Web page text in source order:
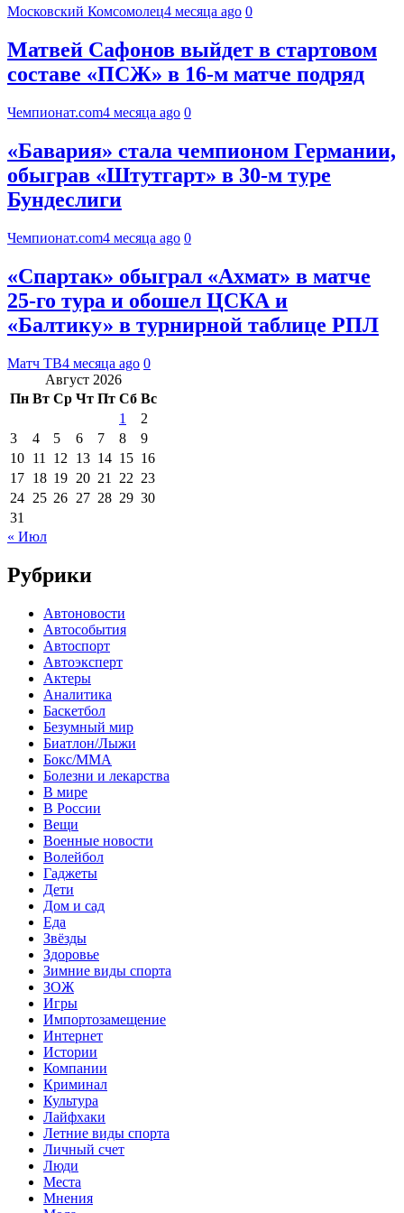
Московский Комсомолец4 месяца ago 0
Матвей Сафонов выйдет в стартовом
составе «ПСЖ» в 16-м матче подряд
Чемпионат.com4 месяца ago 0
«Бавария» стала чемпионом Германии,
обыграв «Штутгарт» в 30-м туре
Бундеслиги
Чемпионат.com4 месяца ago 0
«Спартак» обыграл «Ахмат» в матче
25‑го тура и обошел ЦСКА и
«Балтику» в турнирной таблице РПЛ
Матч ТВ4 месяца ago 0
Август 2026
Пн Вт Ср Чт Пт Сб Вс
1
2
3
4 5 6 7 8
9
10 11 12 13 14 15 16
17 18 19 20 21 22 23
24 25 26 27 28 29 30
31
« Июл
Рубрики
Автоновости
Автособытия
Автоспорт
Автоэксперт
Актеры
Аналитика
Баскетбол
Безумный мир
Биатлон/Лыжи
Бокс/MMA
Болезни и лекарства
В мире
В России
Вещи
Военные новости
Волейбол
Гаджеты
Дети
Дом и сад
Еда
Звёзды
Здоровье
Зимние виды спорта
ЗОЖ
Игры
Импортозамещение
Интернет
Истории
Компании
Криминал
Культура
Лайфхаки
Летние виды спорта
Личный счет
Люди
Места
Мнения